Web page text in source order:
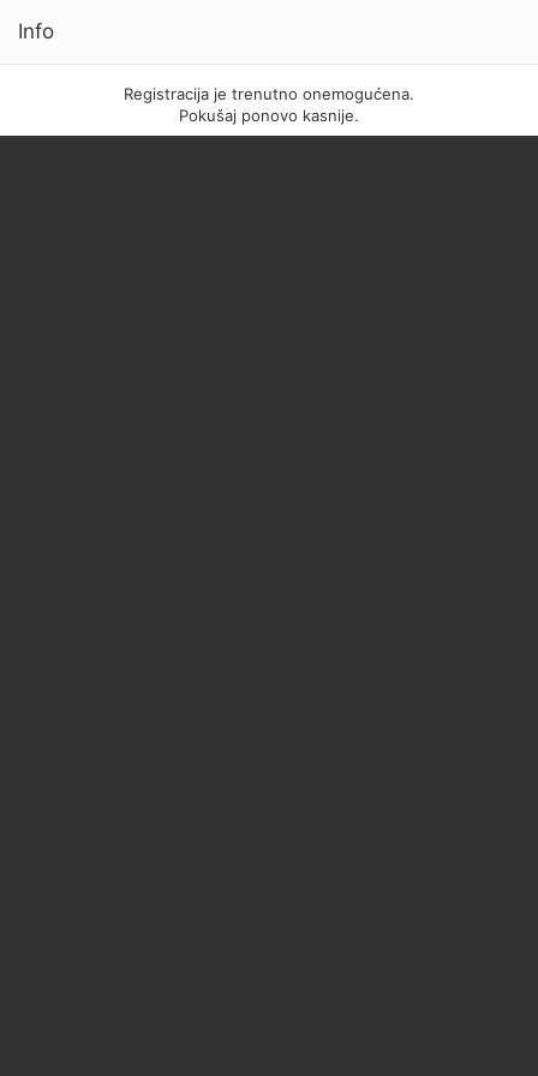
Info
Registracija je trenutno onemogućena.
Pokušaj ponovo kasnije.